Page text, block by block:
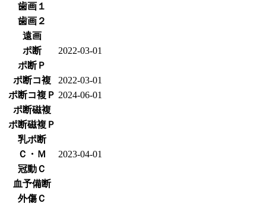
歯画１
歯画２
遠画
ポ断
2022-03-01
ポ断Ｐ
ポ断コ複
2022-03-01
ポ断コ複Ｐ 2024-06-01
ポ断磁複
ポ断磁複Ｐ
乳ポ断
Ｃ・Ｍ
2023-04-01
冠動Ｃ
血予備断
外傷Ｃ